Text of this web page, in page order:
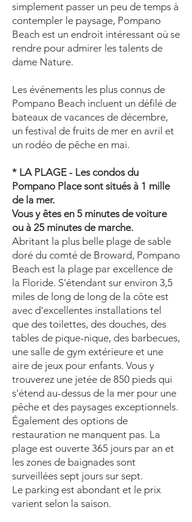
simplement passer un peu de temps à
contempler le paysage, Pompano
Beach est un endroit intéressant où se
rendre pour admirer les talents de
dame Nature.
Les événements les plus connus de
Pompano Beach incluent un défilé de
bateaux de vacances de décembre,
un festival de fruits de mer en avril et
un rodéo de pêche en mai.
* LA PLAGE - Les condos du
Pompano Place sont situés à 1 mille
de la mer.
Vous y êtes en 5 minutes de voiture
ou à 25 minutes de marche.
Abritant la plus belle plage de sable
doré du comté de Broward, Pompano
Beach est la plage par excellence de
la Floride. S'étendant sur environ 3,5
miles de long de long de la côte est
avec d'excellentes installations tel
que des toilettes, des douches, des
tables de pique-nique, des barbecues,
une salle de gym extérieure et une
aire de jeux pour enfants. Vous y
trouverez une jetée de 850 pieds qui
s'étend au-dessus de la mer pour une
pêche et des paysages exceptionnels.
Également des options de
restauration ne manquent pas. La
plage est ouverte 365 jours par an et
les zones de baignades sont
surveillées sept jours sur sept.
Le parking est abondant et le prix
varient selon la saison.